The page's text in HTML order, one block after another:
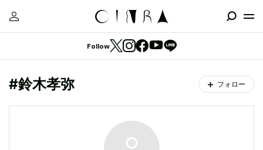
Follow
#鈴木孝弥 フォロー